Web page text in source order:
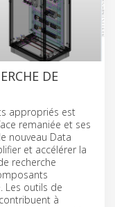
DE
appropriés est
remaniée et ses
nouveau Data
et accélérer la
recherche
Les outils de
à